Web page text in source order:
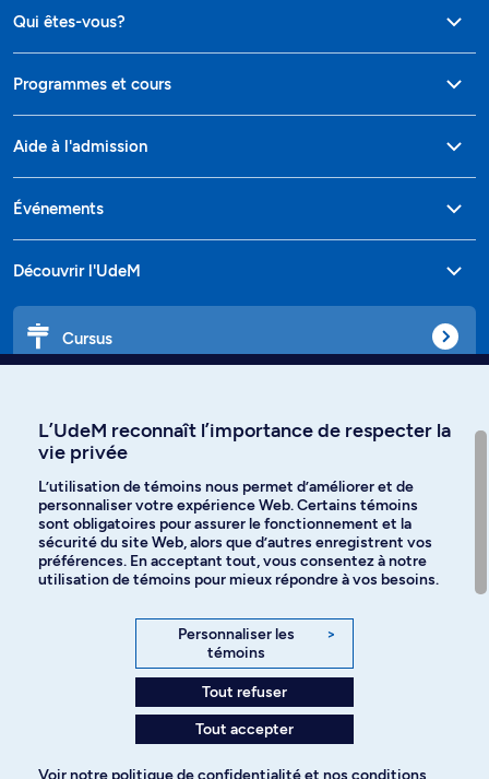
Qui êtes-vous?
Programmes et cours
Aide à l'admission
Événements
Découvrir l'UdeM
Cursus
Langues
Facebook Instagram
YouTube
Politique de confidentialité
L’UdeM reconnaît l’importance de respecter la
vie privée
L’utilisation de témoins nous permet d’améliorer et de
personnaliser votre expérience Web. Certains témoins
sont obligatoires pour assurer le fonctionnement et la
sécurité du site Web, alors que d’autres enregistrent vos
préférences. En acceptant tout, vous consentez à notre
utilisation de témoins pour mieux répondre à vos besoins.
Personnaliser les
témoins
>
Tout refuser
Tout accepter
Voir notre politique de confidentialitéet nos conditions